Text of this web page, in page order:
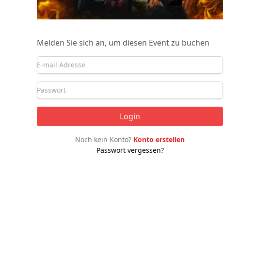
Melden Sie sich an, um diesen Event zu buchen
Login
Noch kein Konto? Konto erstellen
Passwort vergessen?